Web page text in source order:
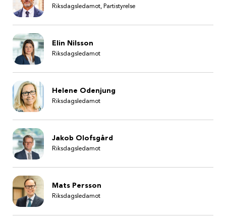
Riksdagsledamot, Partistyrelse
Elin Nilsson
Riksdagsledamot
Helene Odenjung
Riksdagsledamot
Jakob Olofsgård
Riksdagsledamot
Mats Persson
Riksdagsledamot